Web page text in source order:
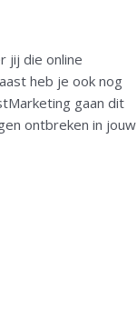
jij die online
heb je ook nog
gaan dit
ontbreken in jouw